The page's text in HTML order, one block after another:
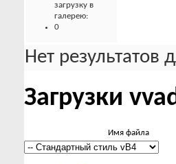
загрузку в
галерею:
0
Нет результатов
Загрузки
Имя файла